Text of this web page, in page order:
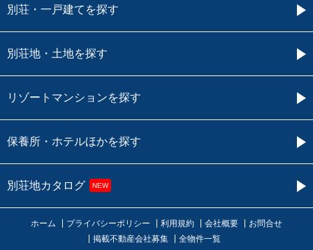
別荘・一戸建てを探す
別荘地・土地を探す
リゾートマンションを探す
保養所・ホテルほかを探す
別荘地カタログ NEW
ホーム プライバシーポリシー 利用規約 会社概要
お問合せ
掲載不動産会社募集
全物件一覧